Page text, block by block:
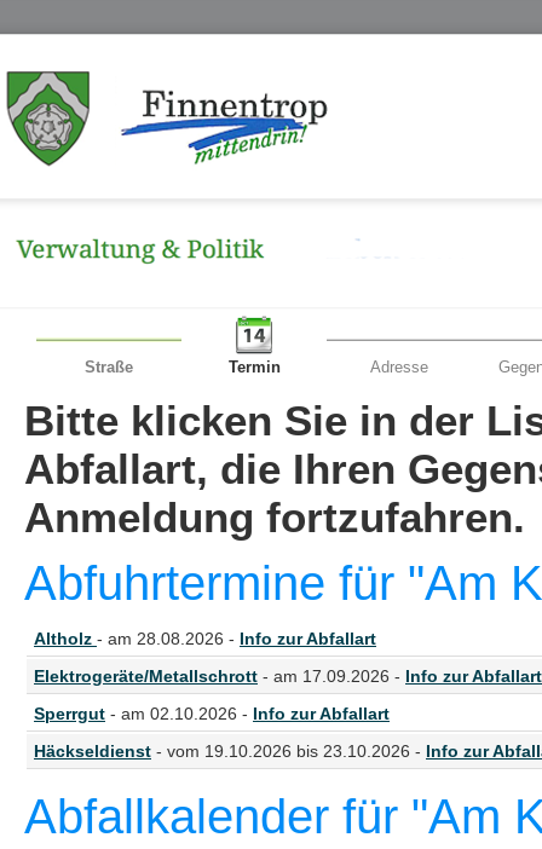
Straße Termin Adresse
Bitte klicken Sie in der
Abfallart, die Ihren
Anmeldung fortzufahren.
Abfuhrtermine für "Am
Altholz - am 28.08.2026 - Info zur Abfallart
Elektrogeräte/Metallschrott - am 17.09.2026 - Info zur Abfallart
Sperrgut - am 02.10.2026 - Info zur Abfallart
Häckseldienst - vom 19.10.2026 bis 23.10.2026 - Info zur
Abfallkalender für "Am